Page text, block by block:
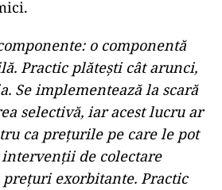
o componentă
Practic plătești cât arunci,
Se implementează la scară
selectivă, iar acest lucru ar
ca prețurile pe care le pot
de colectare
prețuri exorbitante. Practic